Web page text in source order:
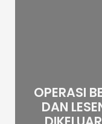
OPERASI
DAN